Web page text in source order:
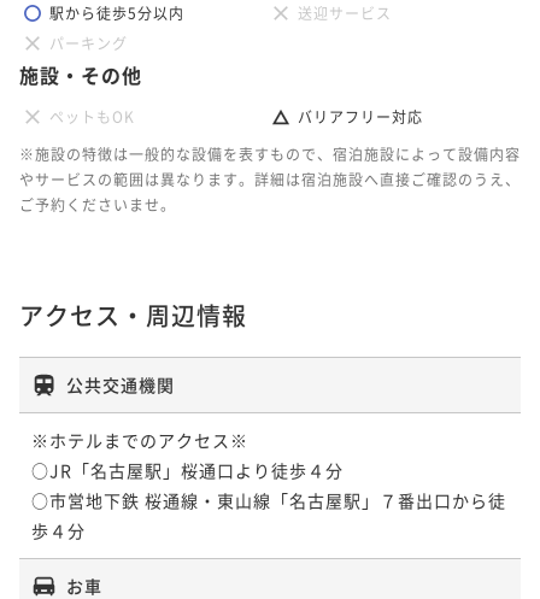
駅から徒歩5分以内
送迎サービス
パーキング
施設・その他
ペットもOK
バリアフリー対応
※施設の特徴は一般的な設備を表すもので、宿泊施設によって設備内容
やサービスの範囲は異なります。詳細は宿泊施設へ直接ご確認のうえ、
ご予約くださいませ。
アクセス・周辺情報
公共交通機関
※ホテルまでのアクセス※
○JR「名古屋駅」桜通口より徒歩４分
○市営地下鉄 桜通線・東山線「名古屋駅」７番出口から徒
歩４分
お車